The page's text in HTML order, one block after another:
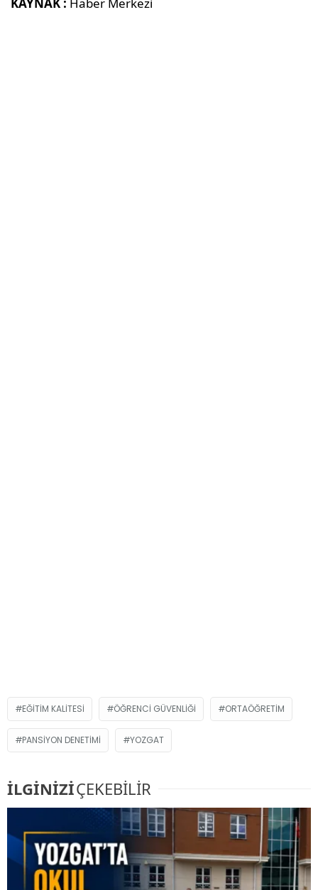
KAYNAK : Haber Merkezi
EĞITIM KALITESI ÖĞRENCI GÜVENLIĞI ORTAÖĞRETIM
PANSIYON DENETIMI YOZGAT
İLGİNİZİÇEKEBİLİR